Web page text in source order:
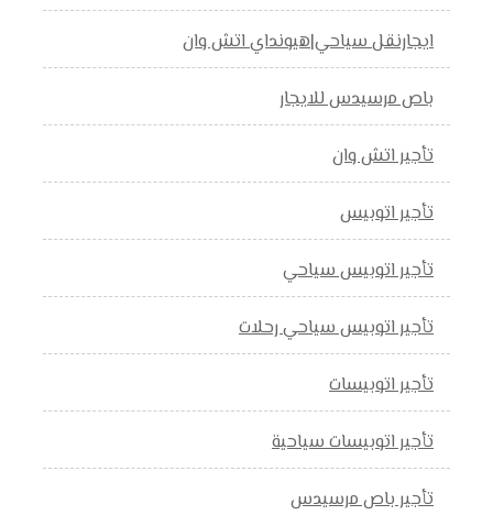
ايجارنقل سياحي|هيونداي اتش وان
باص مرسيدس للايجار
تأجير اتش وان
تأجير اتوبيس
تأجير اتوبيس سياحي
تأجير اتوبيس سياحي رحلات
تأجير اتوبيسات
تأجير اتوبيسات سياحية
تأجير باص مرسيدس